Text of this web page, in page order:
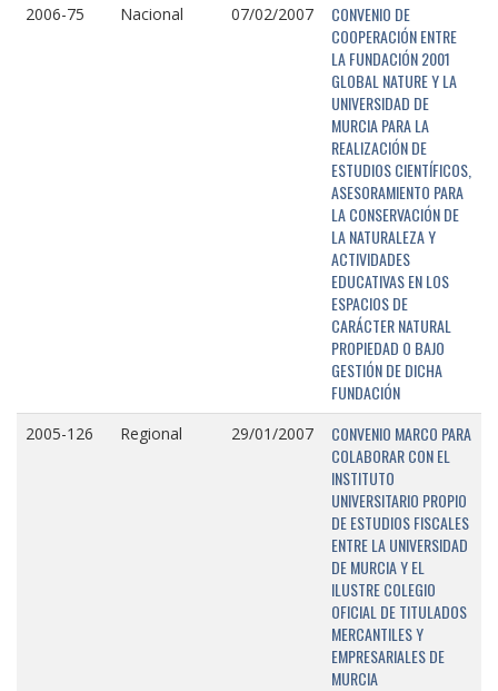
2006-75 Nacional 07/02/2007
CONVENIO DE
COOPERACIÓN ENTRE
LA FUNDACIÓN 2001
GLOBAL NATURE Y LA
UNIVERSIDAD DE
MURCIA PARA LA
REALIZACIÓN DE
ESTUDIOS CIENTÍFICOS,
ASESORAMIENTO PARA
LA CONSERVACIÓN DE
LA NATURALEZA Y
ACTIVIDADES
EDUCATIVAS EN LOS
ESPACIOS DE
CARÁCTER NATURAL
PROPIEDAD O BAJO
GESTIÓN DE DICHA
FUNDACIÓN
2005-126 Regional 29/01/2007
CONVENIO MARCO PARA
COLABORAR CON EL
INSTITUTO
UNIVERSITARIO PROPIO
DE ESTUDIOS FISCALES
ENTRE LA UNIVERSIDAD
DE MURCIA Y EL
ILUSTRE COLEGIO
OFICIAL DE TITULADOS
MERCANTILES Y
EMPRESARIALES DE
MURCIA